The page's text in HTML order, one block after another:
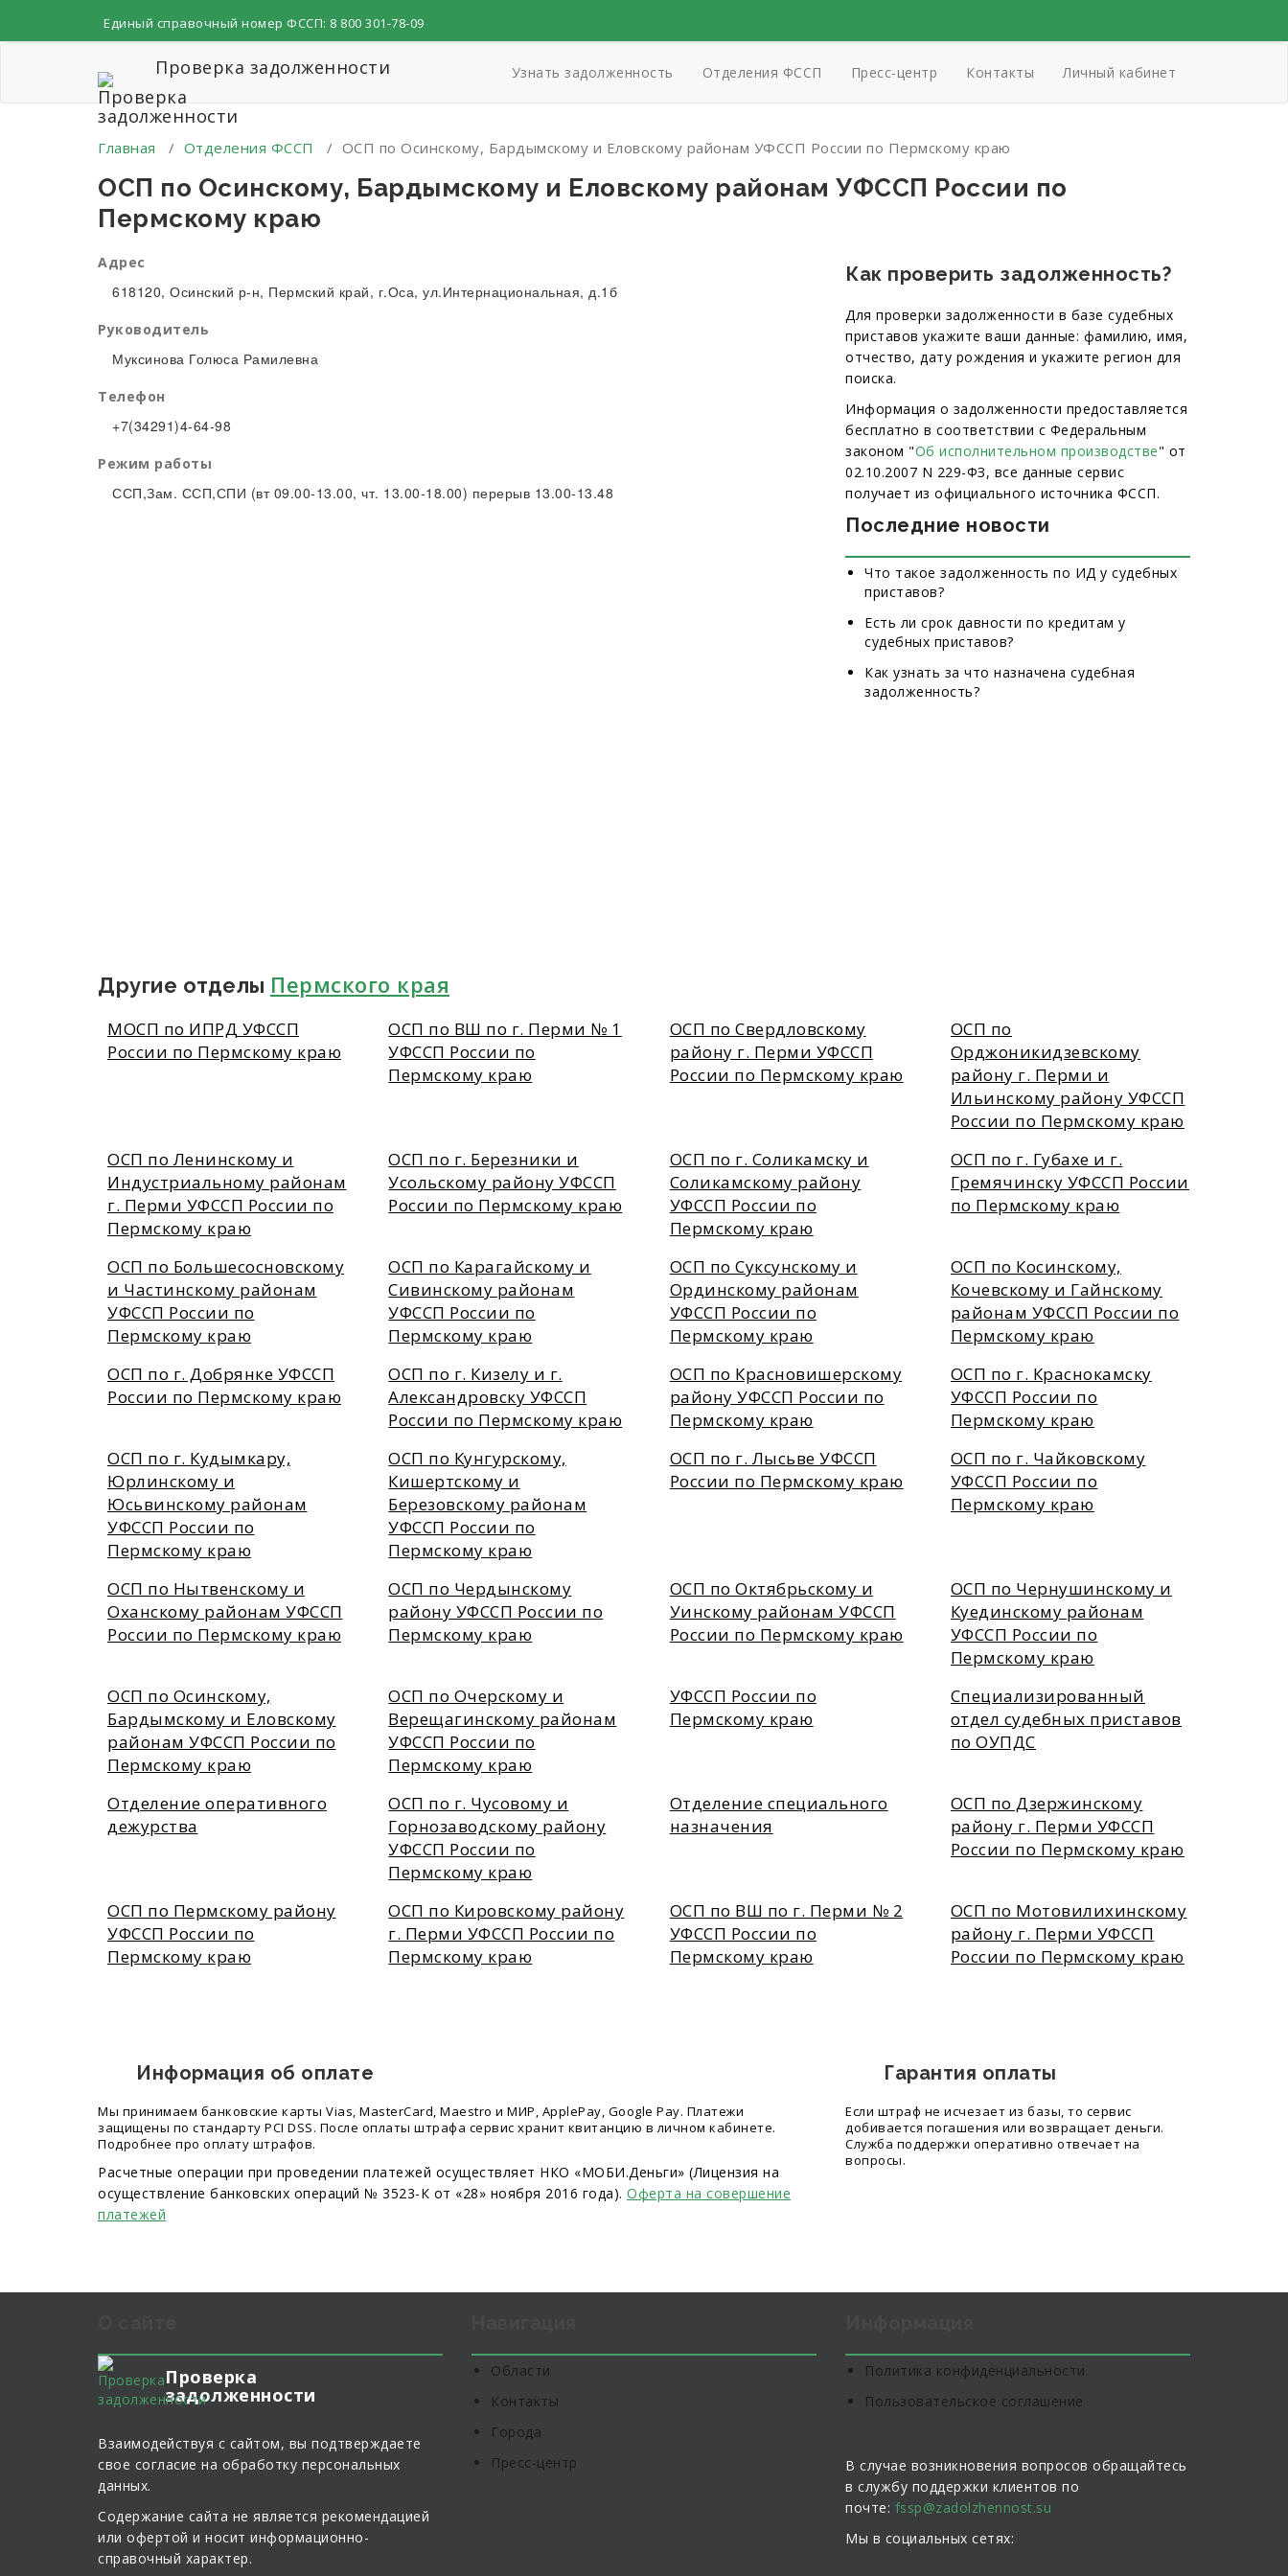
содержимому
Единый справочный номер ФССП: 8 800 301-78-09
Проверка задолженности Узнать задолженность Отделения ФССП Пресс-центр Контакты Личный кабинет
Главная / Отделения ФССП / ОСП по Осинскому, Бардымскому и Еловскому районам УФССП России по Пермскому краю
ОСП по Осинскому, Бардымскому и Еловскому районам УФССП России по
Пермскому краю
Адрес
618120, Осинский р-н, Пермский край, г.Оса, ул.Интернациональная, д.1б
Руководитель
Муксинова Голюса Рамилевна
Телефон
+7(34291)4-64-98
Режим работы
ССП,Зам. ССП,СПИ (вт 09.00-13.00, чт. 13.00-18.00) перерыв 13.00-13.48
Как проверить задолженность?
Для проверки задолженности в базе судебных
приставов укажите ваши данные: фамилию, имя,
отчество, дату рождения и укажите регион для
поиска.
Информация о задолженности предоставляется
бесплатно в соответствии с Федеральным
законом "Об исполнительном производстве" от
02.10.2007 N 229-ФЗ, все данные сервис
получает из официального источника ФССП.
Последние новости
Что такое задолженность по ИД у судебных
приставов?
Есть ли срок давности по кредитам у
судебных приставов?
Как узнать за что назначена судебная
задолженность?
Другие отделы Пермского края
МОСП по ИПРД УФССП
России по Пермскому краю
ОСП по ВШ по г. Перми № 1
УФССП России по
Пермскому краю
ОСП по Свердловскому
району г. Перми УФССП
России по Пермскому краю
ОСП по
Орджоникидзевскому
району г. Перми и
Ильинскому району УФССП
России по Пермскому краю
ОСП по Ленинскому и
Индустриальному районам
г. Перми УФССП России по
Пермскому краю
ОСП по г. Березники и
Усольскому району УФССП
России по Пермскому краю
ОСП по г. Соликамску и
Соликамскому району
УФССП России по
Пермскому краю
ОСП по г. Губахе и г.
Гремячинску УФССП России
по Пермскому краю
ОСП по Большесосновскому
и Частинскому районам
УФССП России по
Пермскому краю
ОСП по Карагайскому и
Сивинскому районам
УФССП России по
Пермскому краю
ОСП по Суксунскому и
Ординскому районам
УФССП России по
Пермскому краю
ОСП по Косинскому,
Кочевскому и Гайнскому
районам УФССП России по
Пермскому краю
ОСП по г. Добрянке УФССП
России по Пермскому краю
ОСП по г. Кизелу и г.
Александровску УФССП
России по Пермскому краю
ОСП по Красновишерскому
району УФССП России по
Пермскому краю
ОСП по г. Краснокамску
УФССП России по
Пермскому краю
ОСП по г. Кудымкару,
Юрлинскому и
Юсьвинскому районам
УФССП России по
Пермскому краю
ОСП по Кунгурскому,
Кишертскому и
Березовскому районам
УФССП России по
Пермскому краю
ОСП по г. Лысьве УФССП
России по Пермскому краю
ОСП по г. Чайковскому
УФССП России по
Пермскому краю
ОСП по Нытвенскому и
Оханскому районам УФССП
России по Пермскому краю
ОСП по Чердынскому
району УФССП России по
Пермскому краю
ОСП по Октябрьскому и
Уинскому районам УФССП
России по Пермскому краю
ОСП по Чернушинскому и
Куединскому районам
УФССП России по
Пермскому краю
ОСП по Осинскому,
Бардымскому и Еловскому
районам УФССП России по
Пермскому краю
ОСП по Очерскому и
Верещагинскому районам
УФССП России по
Пермскому краю
УФССП России по
Пермскому краю
Специализированный
отдел судебных приставов
по ОУПДС
Отделение оперативного
дежурства
ОСП по г. Чусовому и
Горнозаводскому району
УФССП России по
Пермскому краю
Отделение специального
назначения
ОСП по Дзержинскому
району г. Перми УФССП
России по Пермскому краю
ОСП по Пермскому району
УФССП России по
Пермскому краю
ОСП по Кировскому району
г. Перми УФССП России по
Пермскому краю
ОСП по ВШ по г. Перми № 2
УФССП России по
Пермскому краю
ОСП по Мотовилихинскому
району г. Перми УФССП
России по Пермскому краю
Информация об оплате
Мы принимаем банковские карты Vias, MasterCard, Maestro и МИР, ApplePay, Google Pay. Платежи
защищены по стандарту PCI DSS. После оплаты штрафа сервис хранит квитанцию в личном кабинете.
Подробнее про оплату штрафов.
Расчетные операции при проведении платежей осуществляет НКО «МОБИ.Деньги» (Лицензия на
осуществление банковских операций № 3523-К от «28» ноября 2016 года). Оферта на совершение
платежей
Гарантия оплаты
Если штраф не исчезает из базы, то сервис
добивается погашения или возвращает деньги.
Служба поддержки оперативно отвечает на
вопросы.
Проверка
задолженности
Взаимодействуя с сайтом, вы подтверждаете
свое согласие на обработку персональных
данных.
Содержание сайта не является рекомендацией
или офертой и носит информационно-
справочный характер.
Области
Контакты
Города
Пресс-центр
Политика конфиденциальности
Пользовательское соглашение
В случае возникновения вопросов обращайтесь
в службу поддержки клиентов по
почте: fssp@zadolzhennost.su
Мы в социальных сетях: